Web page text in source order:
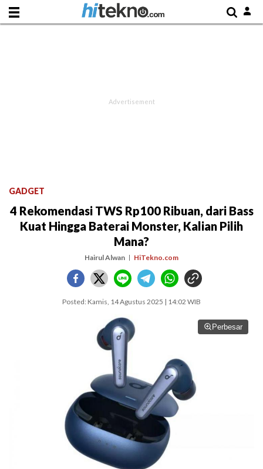
GADGET
4 Rekomendasi TWS Rp100 Ribuan, dari Bass
Kuat Hingga Baterai Monster, Kalian Pilih
Mana?
Hairul Alwan HiTekno.com
Posted: Kamis, 14 Agustus 2025 | 14:02 WIB
Perbesar